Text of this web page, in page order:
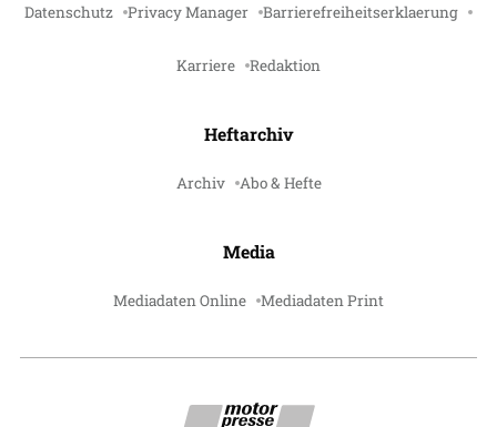
Datenschutz Privacy Manager Barrierefreiheitserklaerung
Karriere Redaktion
Heftarchiv
Archiv Abo & Hefte
Media
Mediadaten Online Mediadaten Print